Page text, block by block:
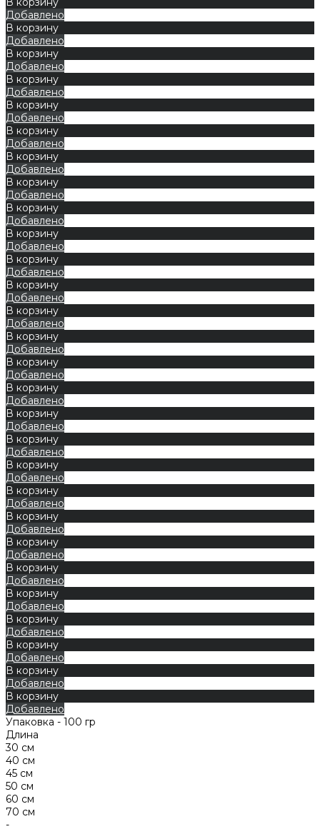
Добавлено
В корзину
Добавлено
В корзину
Добавлено
В корзину
Добавлено
В корзину
Добавлено
В корзину
Добавлено
В корзину
Добавлено
В корзину
Добавлено
В корзину
Добавлено
В корзину
Добавлено
В корзину
Добавлено
В корзину
Добавлено
В корзину
Добавлено
В корзину
Добавлено
В корзину
Добавлено
В корзину
Добавлено
В корзину
Добавлено
В корзину
Добавлено
В корзину
Добавлено
В корзину
Добавлено
В корзину
Добавлено
В корзину
Добавлено
В корзину
Добавлено
В корзину
Добавлено
В корзину
Добавлено
В корзину
Добавлено
В корзину
Добавлено
В корзину
Добавлено
Упаковка - 100 гр
Длина
30 см
40 см
45 см
50 см
60 см
70 см
-